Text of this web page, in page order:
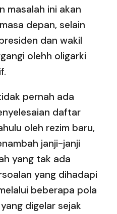
masalah ini akan
depan, selain
dan wakil
olehh oligarki
pernah ada
daftar
oleh rezim baru,
janji-janji
yang tak ada
yang dihadapi
beberapa pola
digelar sejak